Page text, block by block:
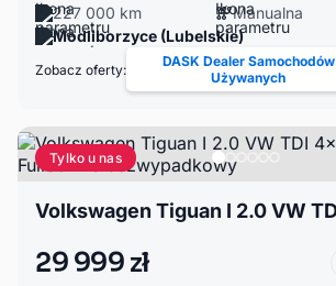
227 000 km
Manualna
Modliborzyce (Lubelskie)
Zobacz oferty:
DASK Dealer Samochodów
Używanych
Tylko u nas
29 999 zł